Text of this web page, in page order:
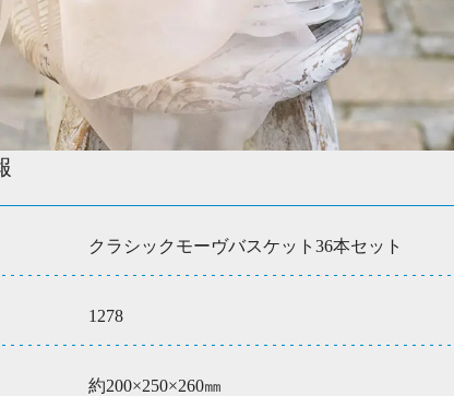
クラシックモーヴバスケット36本セット
1278
約200×250×260㎜